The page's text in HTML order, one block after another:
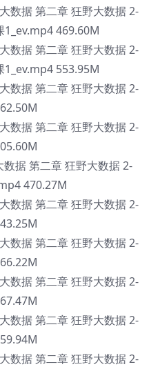
数据 第二章 狂野大数据 2-
1_ev.mp4 469.60M
数据 第二章 狂野大数据 2-
1_ev.mp4 553.95M
数据 第二章 狂野大数据 2-
数据 第二章 狂野大数据 2-
据 第二章 狂野大数据 2-
470.27M
数据 第二章 狂野大数据 2-
数据 第二章 狂野大数据 2-
数据 第二章 狂野大数据 2-
数据 第二章 狂野大数据 2-
数据 第二章 狂野大数据 2-